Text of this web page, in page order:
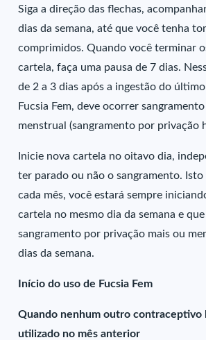
Siga a direção das flechas,
dias da semana, até que você tenha
comprimidos. Quando você terminar
cartela, faça uma pausa de 7 dias.
de 2 a 3 dias após a ingestão do
Fucsia Fem, deve ocorrer
menstrual (sangramento por privação
Inicie nova cartela no oitavo dia,
ter parado ou não o sangramento. Isto
cada mês, você estará sempre
cartela no mesmo dia da semana e
sangramento por privação mais ou
dias da semana.
Início do uso de Fucsia Fem
Quando nenhum outro contraceptivo
utilizado no mês anterior